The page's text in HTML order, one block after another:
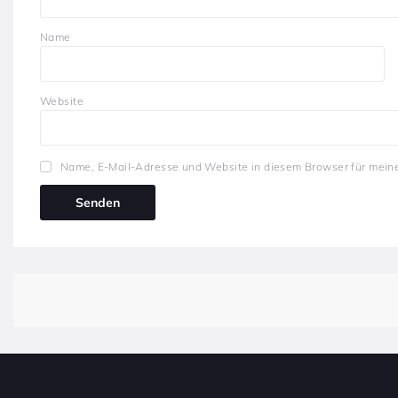
Name
Website
Name, E-Mail-Adresse und Website in diesem Browser für